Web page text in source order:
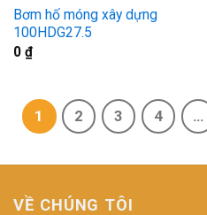
Bơm hố móng xây dựng
100HDG27.5
0 ₫
1 2 3 4 …
VỀ CHÚNG TÔI